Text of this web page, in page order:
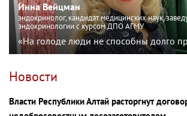
Инна Вейцман
эндокринолог, кандидат медицинских наук,
эндокринологии с курсом ДПО АГМУ
«На голоде люди не способны долго
Новости
Власти Республики Алтай расторгнут